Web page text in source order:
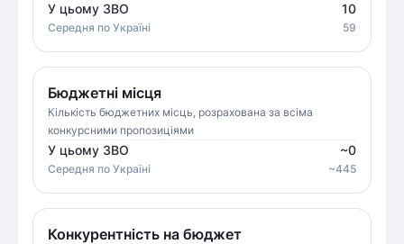
У цьому ЗВО 10
Середня по Україні 59
Бюджетні місця
Кількість бюджетних місць, розрахована за всіма
конкурсними пропозиціями
У цьому ЗВО ~0
Середня по Україні ~445
Конкурентність на бюджет